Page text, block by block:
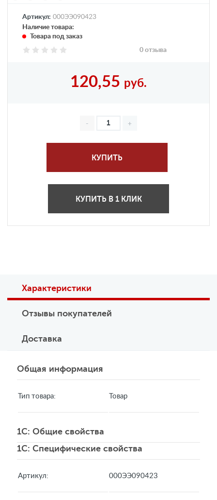
Артикул: 000ЭЭ090423
Наличие товара:
Товара под заказ
0 отзыва
120,55 руб.
КУПИТЬ
КУПИТЬ В 1 КЛИК
Характеристики
Отзывы покупателей
Доставка
Общая информация
Тип товара: Товар
1C: Общие свойства
1C: Специфические свойства
Артикул: 000ЭЭ090423